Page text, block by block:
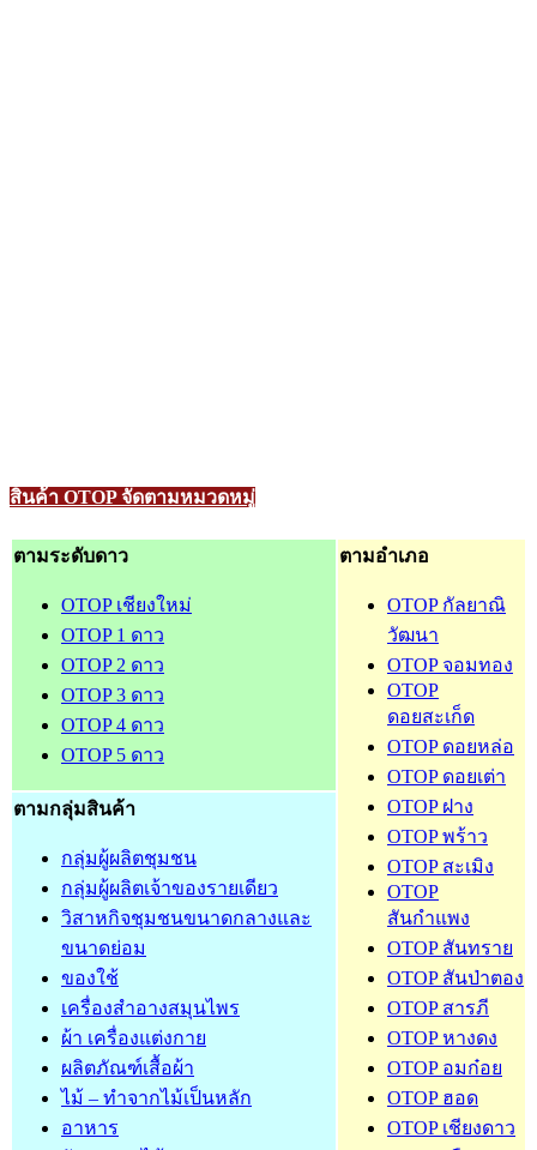
สินค้า OTOP จัดตามหมวดหมู่
ตามระดับดาว
OTOP เชียงใหม่
OTOP 1 ดาว
OTOP 2 ดาว
OTOP 3 ดาว
OTOP 4 ดาว
OTOP 5 ดาว
ตามอำเภอ
OTOP กัลยาณิ
วัฒนา
OTOP จอมทอง
OTOP
ดอยสะเก็ด
OTOP ดอยหล่อ
OTOP ดอยเต่า
OTOP ฝาง
OTOP พร้าว
OTOP สะเมิง
OTOP
สันกำแพง
OTOP สันทราย
OTOP สันป่าตอง
OTOP สารภี
OTOP หางดง
OTOP อมก๋อย
OTOP ฮอด
OTOP เชียงดาว
ตามกลุ่มสินค้า
กลุ่มผู้ผลิตชุมชน
กลุ่มผู้ผลิตเจ้าของรายเดียว
วิสาหกิจชุมชนขนาดกลางและ
ขนาดย่อม
ของใช้
เครื่องสำอางสมุนไพร
ผ้า เครื่องแต่งกาย
ผลิตภัณฑ์เสื้อผ้า
ไม้ – ทำจากไม้เป็นหลัก
อาหาร